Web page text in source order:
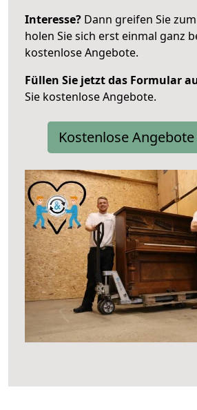
Interesse? Dann greifen Sie
holen Sie sich erst einmal ganz
kostenlose Angebote.
Füllen Sie jetzt das Formular
Sie kostenlose Angebote.
Kostenlose